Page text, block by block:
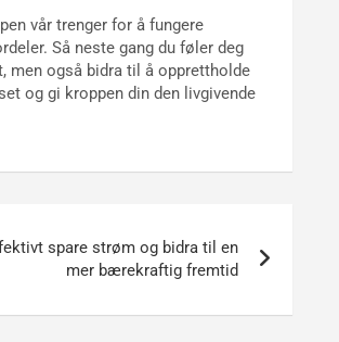
vår trenger for å fungere
Så neste gang du føler deg
men også bidra til å opprettholde
og gi kroppen din den livgivende
spare strøm og bidra til en
mer bærekraftig fremtid